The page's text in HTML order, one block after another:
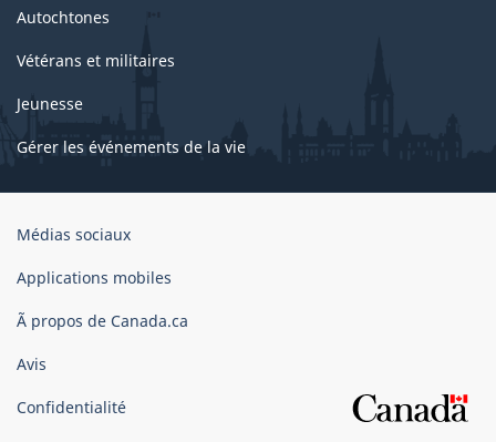
Autochtones
Vétérans et militaires
Jeunesse
Gérer les événements de la vie
Organisation
gouvernement
Canada
Médias sociaux
Applications mobiles
Ã propos de Canada.ca
Avis
Confidentialité